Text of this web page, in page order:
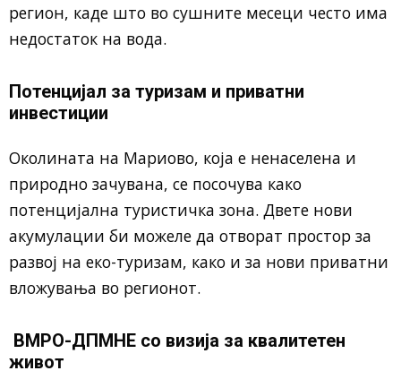
регион, каде што во сушните месеци често има
недостаток на вода.
Потенцијал за туризам и приватни
инвестиции
Околината на Мариово, која е ненаселена и
природно зачувана, се посочува како
потенцијална туристичка зона. Двете нови
акумулации би можеле да отворат простор за
развој на еко-туризам, како и за нови приватни
вложувања во регионот.
ВМРО-ДПМНЕ со визија за квалитетен
живот